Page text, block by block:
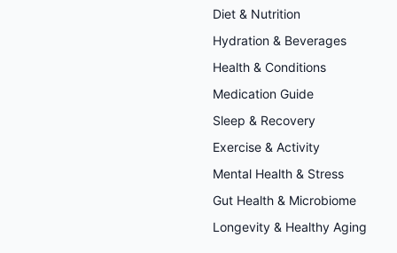
Diet & Nutrition
Hydration & Beverages
Health & Conditions
Medication Guide
Sleep & Recovery
Exercise & Activity
Mental Health & Stress
Gut Health & Microbiome
Longevity & Healthy Aging